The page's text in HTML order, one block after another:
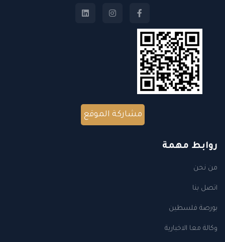
مشاركة الموقع
روابط مهمة
من نحن
اتصل بنا
بورصة فلسطين
وكالة معا الاخبارية